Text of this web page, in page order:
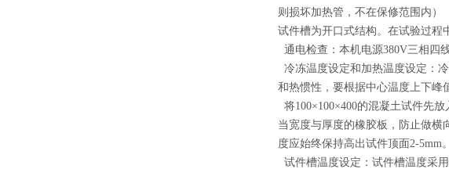
则损坏加热管，不在保修范围内）
试件槽为开口式结构。在试验过程
通电检查： 本机电源380V三相四
冷冻温度设定和加热温度设定：
和热惯性，要根据中心温度上下峰
将100×100×400的混凝土试件先
当宽度与厚度的橡胶板，防止做横
度应始终保持高出试件顶面2-5mm。
试件槽温度设定：试件槽温度采